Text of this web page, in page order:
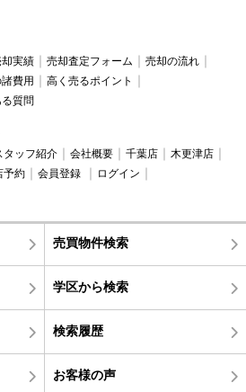
実績 売却査定フォーム
売却の流れ
費用
高く売るポイント
質問
タッフ紹介 会社概要 千葉店
木更津店
予約 会員登録
ログイン
売買物件検索
学区から検索
検索履歴
お客様の声